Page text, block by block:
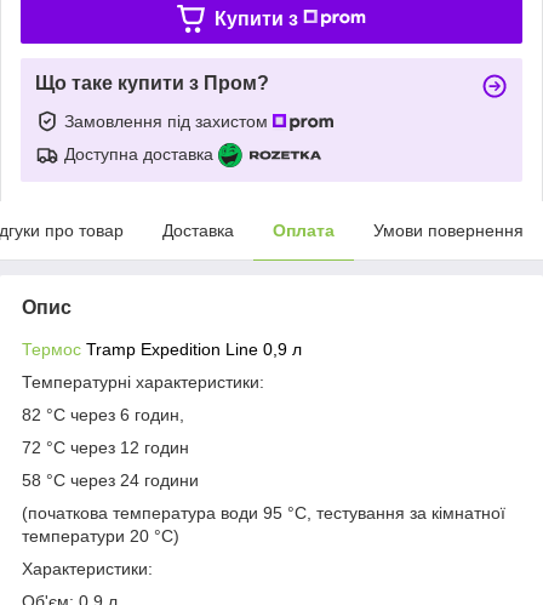
Купити з
Що таке купити з Пром?
Замовлення під захистом
Доступна доставка
про товар Доставка Оплата Умови повернення
Опис
Термос Tramp Expedition Line 0,9 л
Температурні характеристики:
82 °C через 6 годин,
72 °C через 12 годин
58 °C через 24 години
(початкова температура води 95 °C, тестування за кімнатної
температури 20 °C)
Характеристики:
Об'єм: 0,9 л